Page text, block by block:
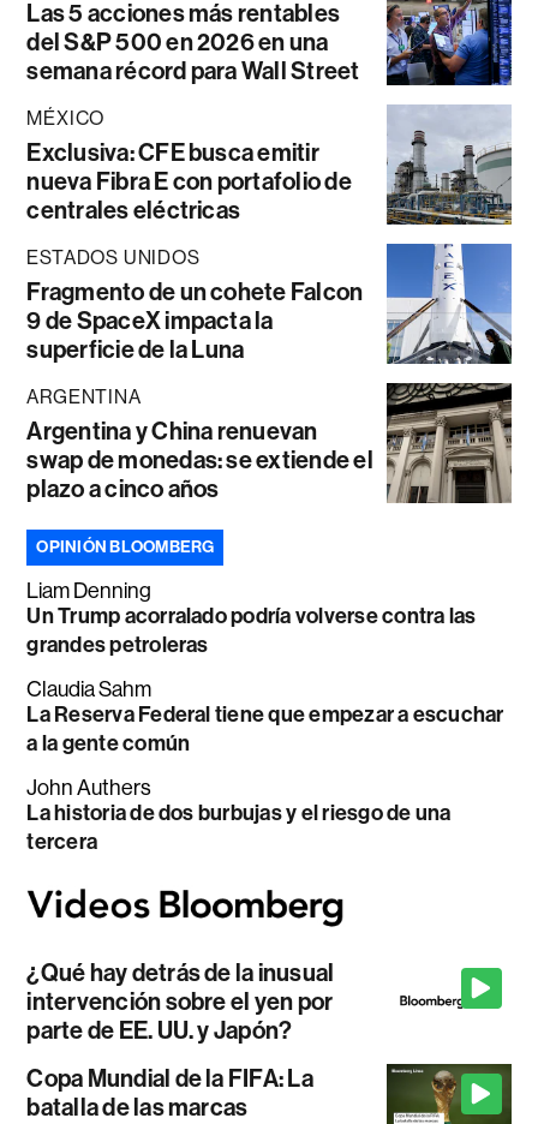
Las 5 acciones más rentables
del S&P 500 en 2026 en una
semana récord para Wall Street
MÉXICO
Exclusiva: CFE busca emitir
nueva Fibra E con portafolio de
centrales eléctricas
ESTADOS UNIDOS
Fragmento de un cohete Falcon
9 de SpaceX impacta la
superficie de la Luna
ARGENTINA
Argentina y China renuevan
swap de monedas: se extiende el
plazo a cinco años
OPINIÓN BLOOMBERG
Liam Denning
Un Trump acorralado podría volverse contra las
grandes petroleras
Claudia Sahm
La Reserva Federal tiene que empezar a escuchar
a la gente común
John Authers
La historia de dos burbujas y el riesgo de una
tercera
¿Qué hay detrás de la inusual
intervención sobre el yen por
parte de EE. UU. y Japón?
Copa Mundial de la FIFA: La
batalla de las marcas